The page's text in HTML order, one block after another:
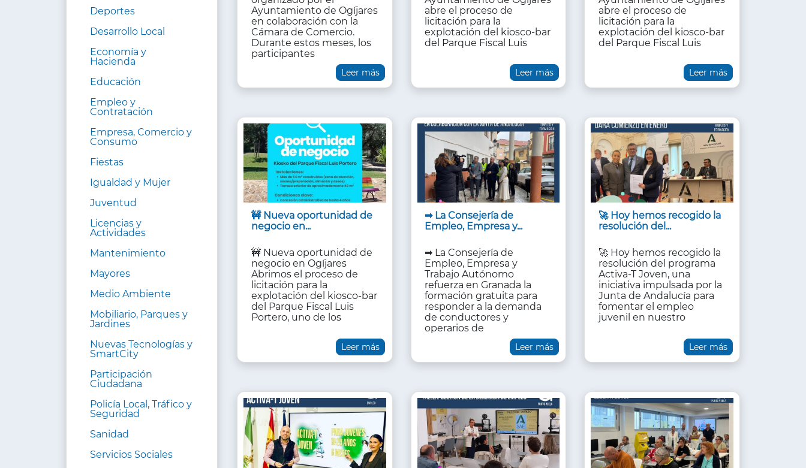
Deportes
Desarrollo Local
Economía y
Hacienda
Educación
Empleo y
Contratación
Empresa, Comercio y
Consumo
Fiestas
Igualdad y Mujer
Juventud
Licencias y
Actividades
Mantenimiento
Mayores
Medio Ambiente
Mobiliario, Parques y
Jardines
Nuevas Tecnologías y
SmartCity
Participación
Ciudadana
Policía Local, Tráfico y
Seguridad
Sanidad
Servicios Sociales
Ayuntamiento de Ogíjares
en colaboración con la
Cámara de Comercio.
Durante estos meses, los
participantes
Leer más
abre el proceso de
licitación para la
explotación del kiosco-bar
del Parque Fiscal Luis
Leer más
abre el proceso de
licitación para la
explotación del kiosco-bar
del Parque Fiscal Luis
Leer más
🚧 Nueva oportunidad de
negocio en...
🚧 Nueva oportunidad de
negocio en Ogíjares
Abrimos el proceso de
licitación para la
explotación del kiosco-bar
del Parque Fiscal Luis
Portero, uno de los
Leer más
➡ La Consejería de
Empleo, Empresa y...
➡ La Consejería de
Empleo, Empresa y
Trabajo Autónomo
refuerza en Granada la
formación gratuita para
responder a la demanda
de conductores y
operarios de
Leer más
🚀 Hoy hemos recogido la
resolución del...
🚀 Hoy hemos recogido la
resolución del programa
Activa-T Joven, una
iniciativa impulsada por la
Junta de Andalucía para
fomentar el empleo
juvenil en nuestro
Leer más